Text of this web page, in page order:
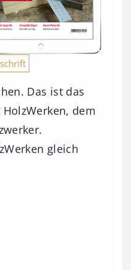
Das ist das
dem
gleich